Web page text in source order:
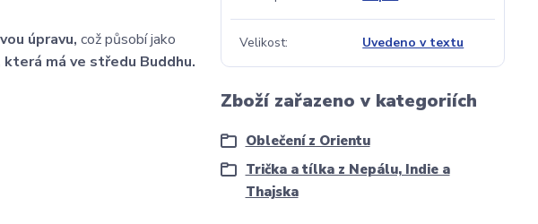
úpravu, což působí jako
má ve středu Buddhu.
Velikost Uvedeno v textu
Zboží zařazeno v kategoriích
Oblečení z Orientu
Trička a tílka z Nepálu, Indie a
Thajska